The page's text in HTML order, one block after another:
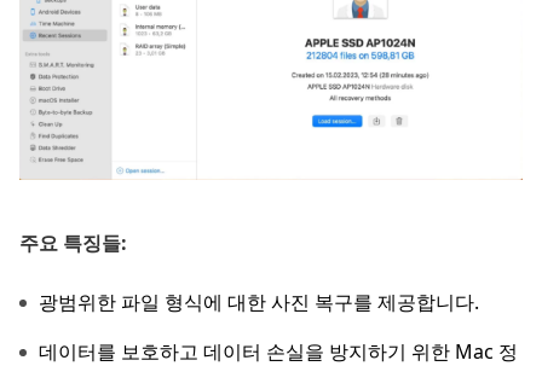
주요 특징들:
광범위한 파일 형식에 대한 사진 복구를 제공합니다.
데이터를 보호하고 데이터 손실을 방지하기 위한 Mac 정